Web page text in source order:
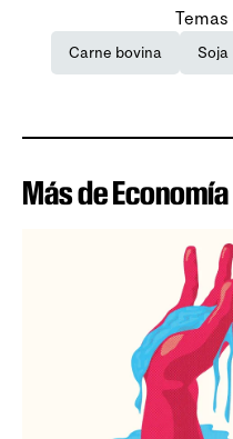
Carne bovina Soja
Más de Economía